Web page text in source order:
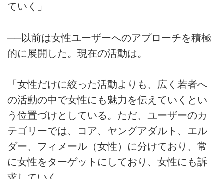
ていく」
──以前は女性ユーザーへのアプローチを積極
的に展開した。現在の活動は。
「女性だけに絞った活動よりも、広く若者へ
の活動の中で女性にも魅力を伝えていくとい
う位置づけとしている。ただ、ユーザーのカ
テゴリーでは、コア、ヤングアダルト、エル
ダー、フィメール（女性）に分けており、常
に女性をターゲットにしており、女性にも訴